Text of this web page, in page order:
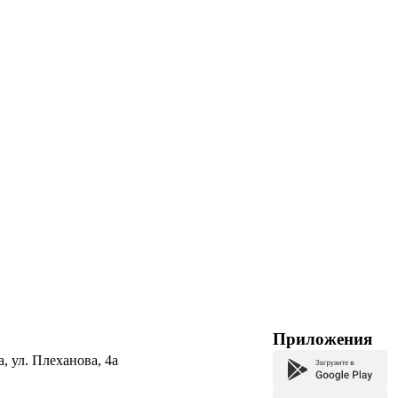
ул. Плеханова, 4а
Приложения